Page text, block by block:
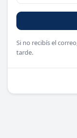
Si no recibís el
tarde.